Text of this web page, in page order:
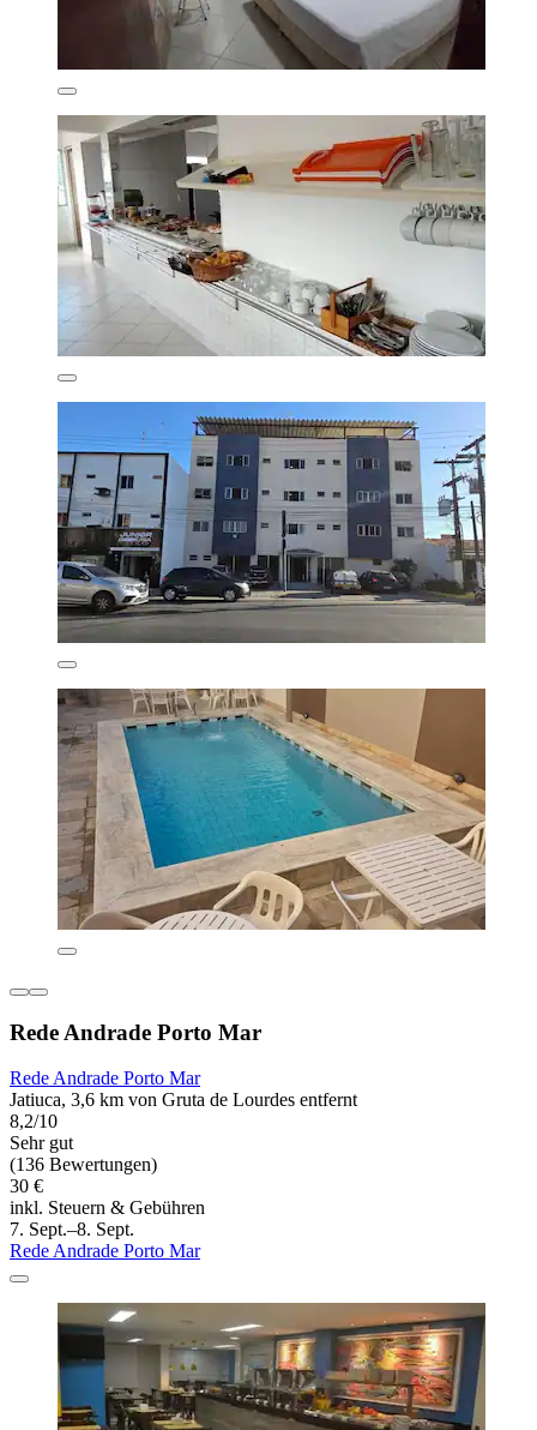
Rede Andrade Porto Mar
Rede Andrade Porto Mar
Jatiuca, 3,6 km von Gruta de Lourdes entfernt
8,2/10
Sehr gut
(136 Bewertungen)
30 €
inkl. Steuern & Gebühren
7. Sept.–8. Sept.
Rede Andrade Porto Mar